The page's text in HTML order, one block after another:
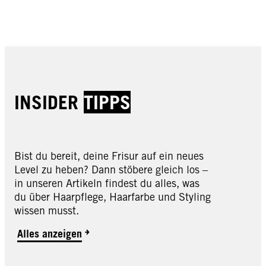
INSIDER TIPPS
Bist du bereit, deine Frisur auf ein neues
Level zu heben? Dann stöbere gleich los –
in unseren Artikeln findest du alles, was
du über Haarpflege, Haarfarbe und Styling
wissen musst.
Alles anzeigen